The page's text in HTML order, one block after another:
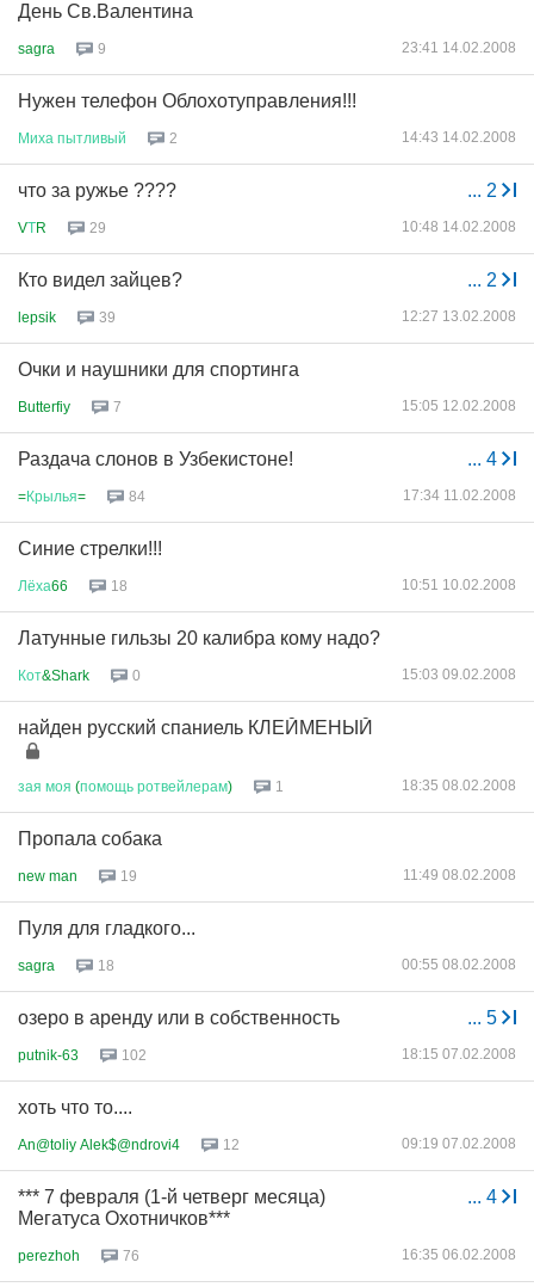
День Св.Валентина
sagra 9 23:41 14.02.2008
Нужен телефон Облохотуправления!!!
Миха пытливый 2 14:43 14.02.2008
... 2
что за ружье ????
VТR 29 10:48 14.02.2008
... 2
Кто видел зайцев?
lepsik 39 12:27 13.02.2008
Очки и наушники для спортинга
Butterfiy 7 15:05 12.02.2008
... 4
Раздача слонов в Узбекистоне!
=Крылья= 84 17:34 11.02.2008
Синие стрелки!!!
Лёха66 18 10:51 10.02.2008
Латунные гильзы 20 калибра кому надо?
Кот&Shark 0 15:03 09.02.2008
найден русский спаниель КЛЕЙМЕНЫЙ
зая моя (помощь ротвейлерам) 1 18:35 08.02.2008
Пропала собака
new man 19 11:49 08.02.2008
Пуля для гладкого...
sagra 18 00:55 08.02.2008
... 5
озеро в аренду или в собственность
putnik-63 102 18:15 07.02.2008
хоть что то....
An@toliy Alek$@ndrovi4 12 09:19 07.02.2008
... 4
*** 7 февраля (1-й четверг месяца)
Мегатуса Охотничков***
perezhoh 76 16:35 06.02.2008